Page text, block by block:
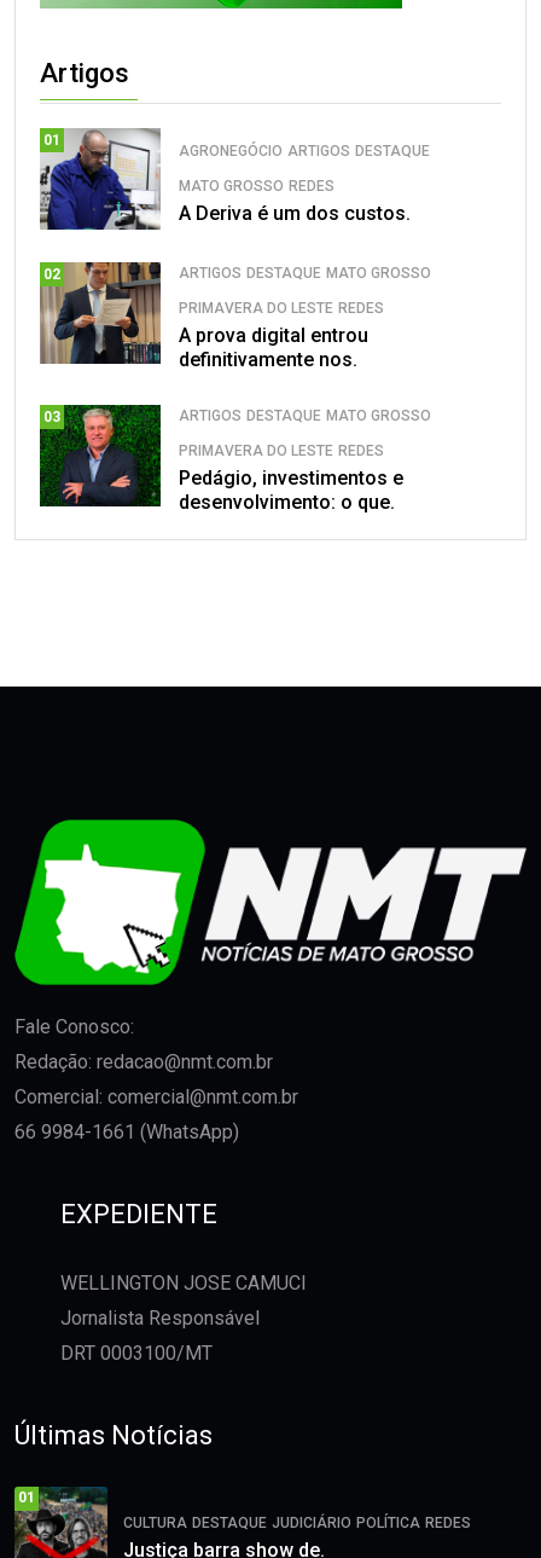
Artigos
01
AGRONEGÓCIO ARTIGOS DESTAQUE
MATO GROSSO REDES
A Deriva é um dos custos.
02 ARTIGOS DESTAQUE MATO GROSSO
PRIMAVERA DO LESTE REDES
A prova digital entrou
definitivamente nos.
03 ARTIGOS DESTAQUE MATO GROSSO
PRIMAVERA DO LESTE REDES
Pedágio, investimentos e
desenvolvimento: o que.
Fale Conosco:
Redação: redacao@nmt.com.br
Comercial: comercial@nmt.com.br
66 9984-1661 (WhatsApp)
EXPEDIENTE
WELLINGTON JOSE CAMUCI
Jornalista Responsável
DRT 0003100/MT
Últimas Notícias
01
CULTURA DESTAQUE JUDICIÁRIO POLÍTICA REDES
Justiça barra show de.